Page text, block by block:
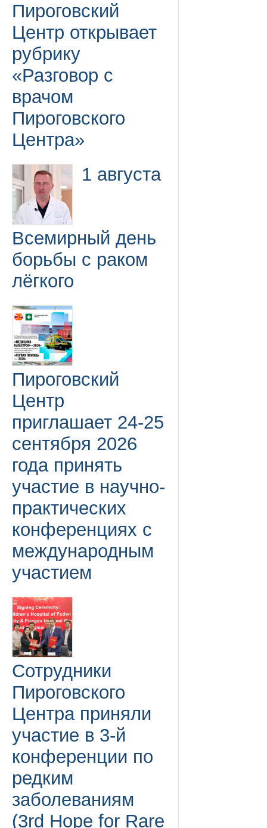
Пироговский
Центр открывает
рубрику
«Разговор с
врачом
Пироговского
Центра»
1 августа
Всемирный день
борьбы с раком
лёгкого
Пироговский
Центр
приглашает 24-25
сентября 2026
года принять
участие в научно-
практических
конференциях с
международным
участием
Сотрудники
Пироговского
Центра приняли
участие в 3-й
конференции по
редким
заболеваниям
(3rd Hope for Rare